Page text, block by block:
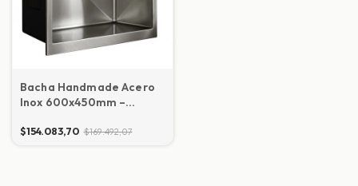
Bacha Handmade Acero
Inox 600x450mm –
$154.083,70 $169.492,07